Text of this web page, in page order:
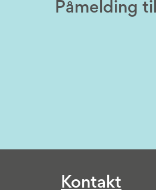
Påmelding
Kontakt